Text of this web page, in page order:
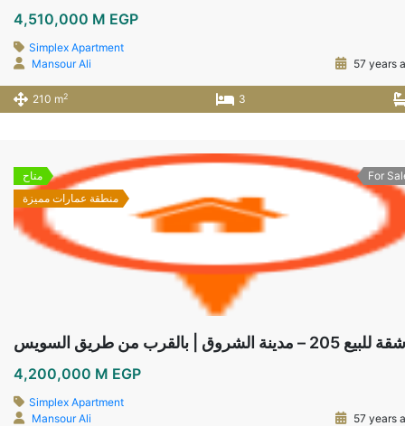
4,510,000 M EGP
Simplex Apartment
Mansour Ali
57 years
210 m2 3
متاح
منطقة عمارات مميزة
For
شقة للبيع 205 – مدينة الشروق | بالقرب من طريق السويس
4,200,000 M EGP
Simplex Apartment
Mansour Ali
57 years